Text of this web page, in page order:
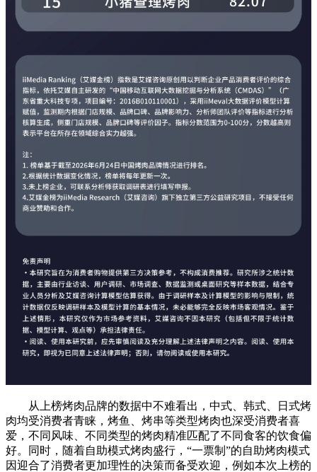
从上榜烤肉品牌的数据中不难看出，中式、韩式、日式烤
肉均受消费者青睐，烤鱼、烤串等类型烤肉也深受消费者喜
爱，不同风味、不同类型的烤肉精准匹配了不同食客的饮食偏
好。同时，随着自助模式烤肉盛行，“一票制”的自助烤肉模式
因迎合了消费者更加理性的决策而备受欢迎，例如本次上榜的